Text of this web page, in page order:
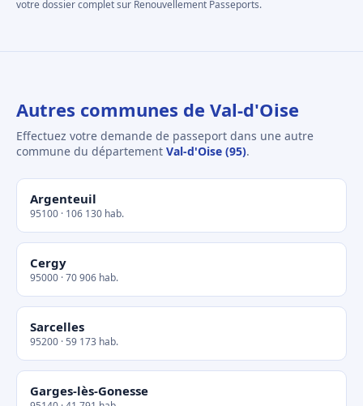
votre dossier complet sur Renouvellement Passeports.
Autres communes de Val-d'Oise
Effectuez votre demande de passeport dans une autre
commune du département Val-d'Oise (95).
Argenteuil
95100 · 106 130 hab.
Cergy
95000 · 70 906 hab.
Sarcelles
95200 · 59 173 hab.
Garges-lès-Gonesse